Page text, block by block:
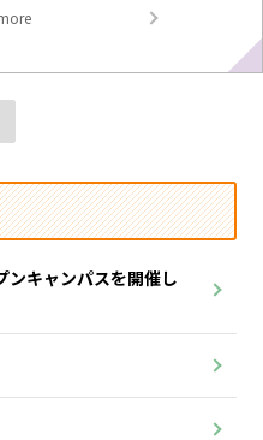
キャンパスを開催し